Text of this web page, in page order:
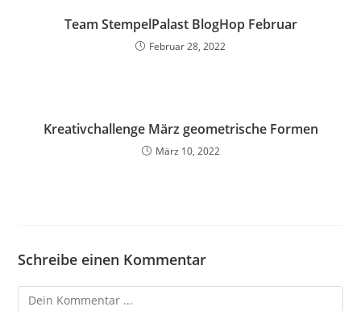
Team StempelPalast BlogHop Februar
Februar 28, 2022
Kreativchallenge März geometrische Formen
März 10, 2022
Schreibe einen Kommentar